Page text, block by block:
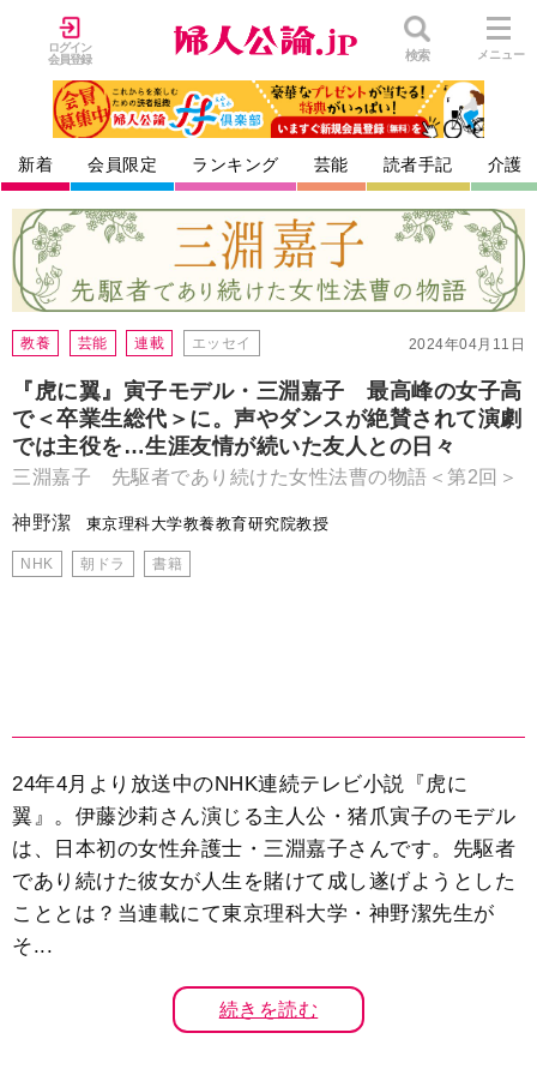
ログイン
会員登録
検索 メニュー
新着 会員限定 ランキング 芸能 読者手記 介護
2024年04月11日
教養 芸能 連載 エッセイ
『虎に翼』寅子モデル・三淵嘉子 最高峰の女子高
で＜卒業生総代＞に。声やダンスが絶賛されて演劇
では主役を…生涯友情が続いた友人との日々
三淵嘉子 先駆者であり続けた女性法曹の物語＜第2回＞
神野潔 東京理科大学教養教育研究院教授
NHK 朝ドラ 書籍
24年4月より放送中のNHK連続テレビ小説『虎に
翼』。伊藤沙莉さん演じる主人公・猪爪寅子のモデル
は、日本初の女性弁護士・三淵嘉子さんです。先駆者
であり続けた彼女が人生を賭けて成し遂げようとした
こととは？当連載にて東京理科大学・神野潔先生が
そ...
続きを読む